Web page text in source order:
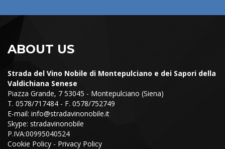
ABOUT US
Strada del Vino Nobile di Montepulciano e dei Sapori della
Valdichiana Senese
Piazza Grande, 7 53045 - Montepulciano (Siena)
T. 0578/717484 - F. 0578/752749
E-mail: info@stradavinonobile.it
Skype: stradavinonobile
P.IVA:00995040524
Cookie Policy - Privacy Policy